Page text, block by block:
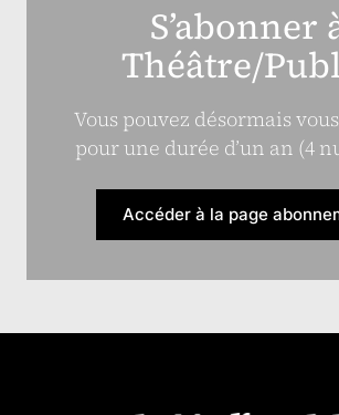
S’abonner
Théâtre/
Vous pouvez désormais
pour une durée d’un an (4
Accéder à la page